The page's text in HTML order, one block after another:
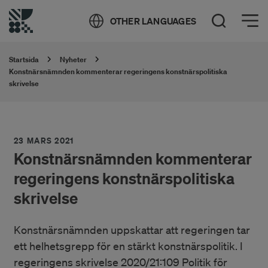
OTHER LANGUAGES Öppna sök
Öppna meny
Startsida
Nyheter
Konstnärsnämnden kommenterar regeringens konstnärspolitiska
skrivelse
23 MARS 2021
Konstnärsnämnden kommenterar
regeringens konstnärspolitiska
skrivelse
Konstnärsnämnden uppskattar att regeringen tar
ett helhetsgrepp för en stärkt konstnärspolitik. I
regeringens skrivelse 2020/21:109 Politik för